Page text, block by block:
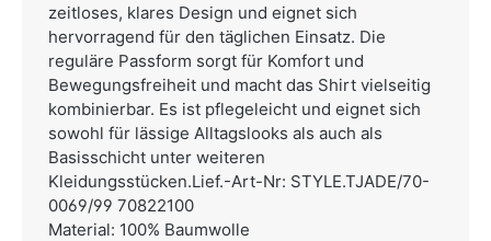
zeitloses, klares Design und eignet sich
hervorragend für den täglichen Einsatz. Die
reguläre Passform sorgt für Komfort und
Bewegungsfreiheit und macht das Shirt vielseitig
kombinierbar. Es ist pflegeleicht und eignet sich
sowohl für lässige Alltagslooks als auch als
Basisschicht unter weiteren
Kleidungsstücken.Lief.-Art-Nr: STYLE.TJADE/70-
0069/99 70822100
Material: 100% Baumwolle